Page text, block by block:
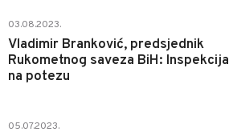
03.08.2023.
Vladimir Branković, predsjednik
Rukometnog saveza BiH: Inspekcija
na potezu
05.07.2023.